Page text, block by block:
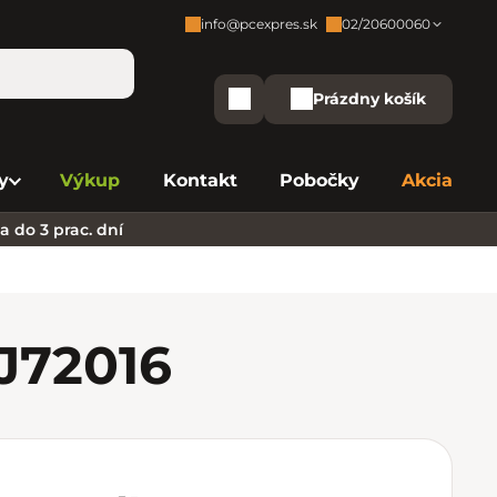
Zákaznícka podpora:
info@pcexpres.sk 02/20600060
Bratislava - Avion 02/20 60 00 61
Bratislava - Aupark
Bratislava - Eurovea
Nákupný košík
Prázdny košík
Výkup Kontakt Pobočky Akcia
do 3 prac. dní
2016